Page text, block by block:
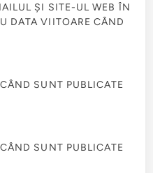
ȘI SITE-UL WEB ÎN
DATA VIITOARE CÂND
SUNT PUBLICATE
SUNT PUBLICATE